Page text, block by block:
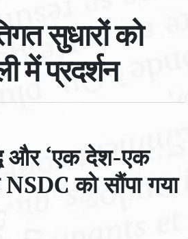
सुधारों को
में प्रदर्शन
और ‘एक देश-एक
को सौंपा गया